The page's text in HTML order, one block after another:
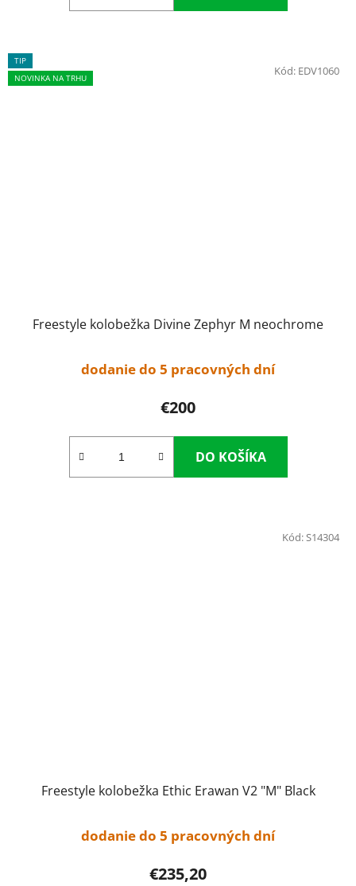
TIP
NOVINKA NA TRHU
Freestyle kolobežka Divine Zephyr M neochrome
dodanie do 5 pracovných dní
€200
DO KOŠÍKA
Kód: EDV1060
Freestyle kolobežka Ethic Erawan V2 "M" Black
dodanie do 5 pracovných dní
€235,20
Kód:S14304